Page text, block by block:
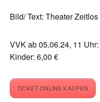
Bild/ Text: Theater Zeitlos
VVK ab 05.06.24, 11
Kinder: 6,00 €
TICKET ONLINE KAUFEN